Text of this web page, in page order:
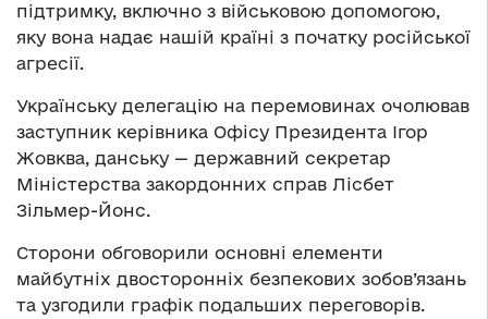
підтримку, включно з військовою допомогою,
яку вона надає нашій країні з початку російської
агресії.
Українську делегацію на перемовинах очолював
заступник керівника Офісу Президента Ігор
Жовква, данську — державний секретар
Міністерства закордонних справ Лісбет
Зільмер-Йонс.
Сторони обговорили основні елементи
майбутніх двосторонніх безпекових зобов’язань
та узгодили графік подальших переговорів.